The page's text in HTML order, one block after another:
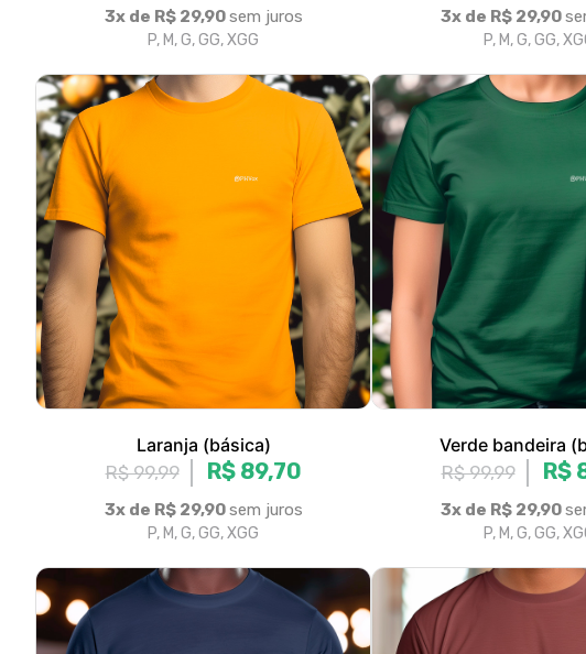
Laranja (básica)
R$ 99,99
R$ 89,70
3x de R$ 29,90 sem juros
Verde bandeira
R$ 99,99
R$
3x de R$ 29,90
P, M, G, GG, XGG